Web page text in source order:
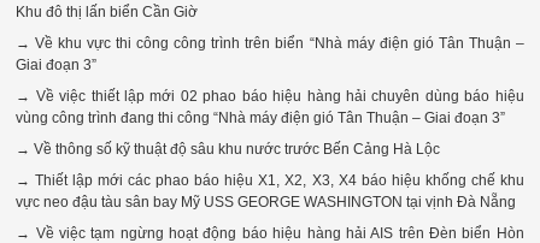
Khu đô thị lấn biển Cần Giờ
→ Về khu vực thi công công trình trên biển “Nhà máy điện gió Tân Thuận –
Giai đoạn 3”
→ Về việc thiết lập mới 02 phao báo hiệu hàng hải chuyên dùng báo hiệu
vùng công trình đang thi công “Nhà máy điện gió Tân Thuận – Giai đoạn 3”
→ Về thông số kỹ thuật độ sâu khu nước trước Bến Cảng Hà Lộc
→ Thiết lập mới các phao báo hiệu X1, X2, X3, X4 báo hiệu khống chế khu
vực neo đậu tàu sân bay Mỹ USS GEORGE WASHINGTON tại vịnh Đà Nẵng
→ Về việc tạm ngừng hoạt động báo hiệu hàng hải AIS trên Đèn biển Hòn